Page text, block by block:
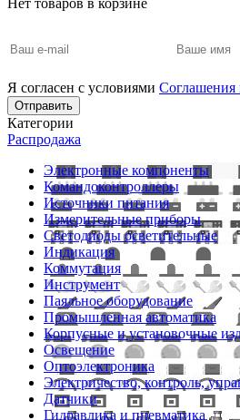
Я согласен с условиями Соглашения
Отправить
Категории
Распродажа
Электронные компоненты
Командоконтроллеры
Источники питания
Измерительные приборы
Светодиоды осветительные
Индикация
Коммутация
Инструмент
Паяльное оборудование
Промышленная автоматика
Корпусные и установочные
Освещение
Оптоэлектроника
Электричество, контроль,
Датчики
Гидравлика и пневматика